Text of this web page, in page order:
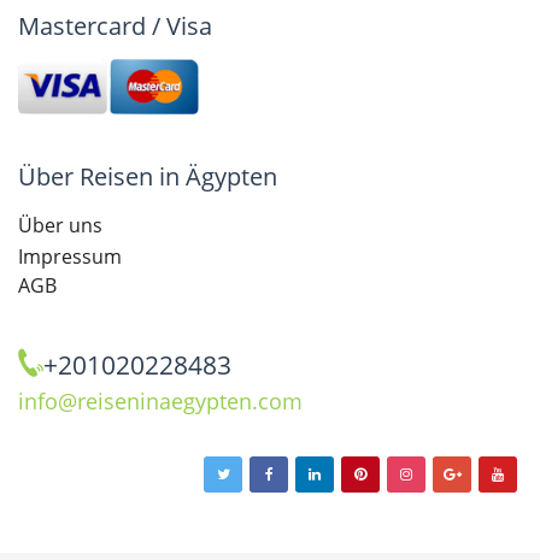
Mastercard / Visa
Über Reisen in Ägypten
Über uns
Impressum
AGB
+201020228483
info@reiseninaegypten.com